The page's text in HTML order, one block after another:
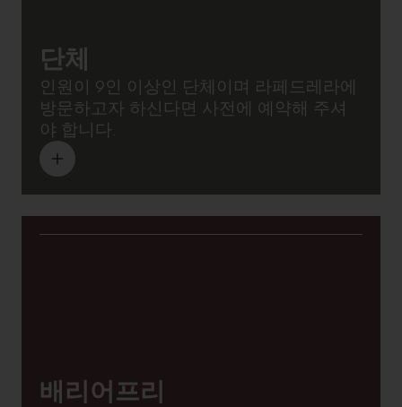
단체
인원이 9인 이상인 단체이며 라페드레라에
방문하고자 하신다면 사전에 예약해 주셔
야 합니다.
배리어프리